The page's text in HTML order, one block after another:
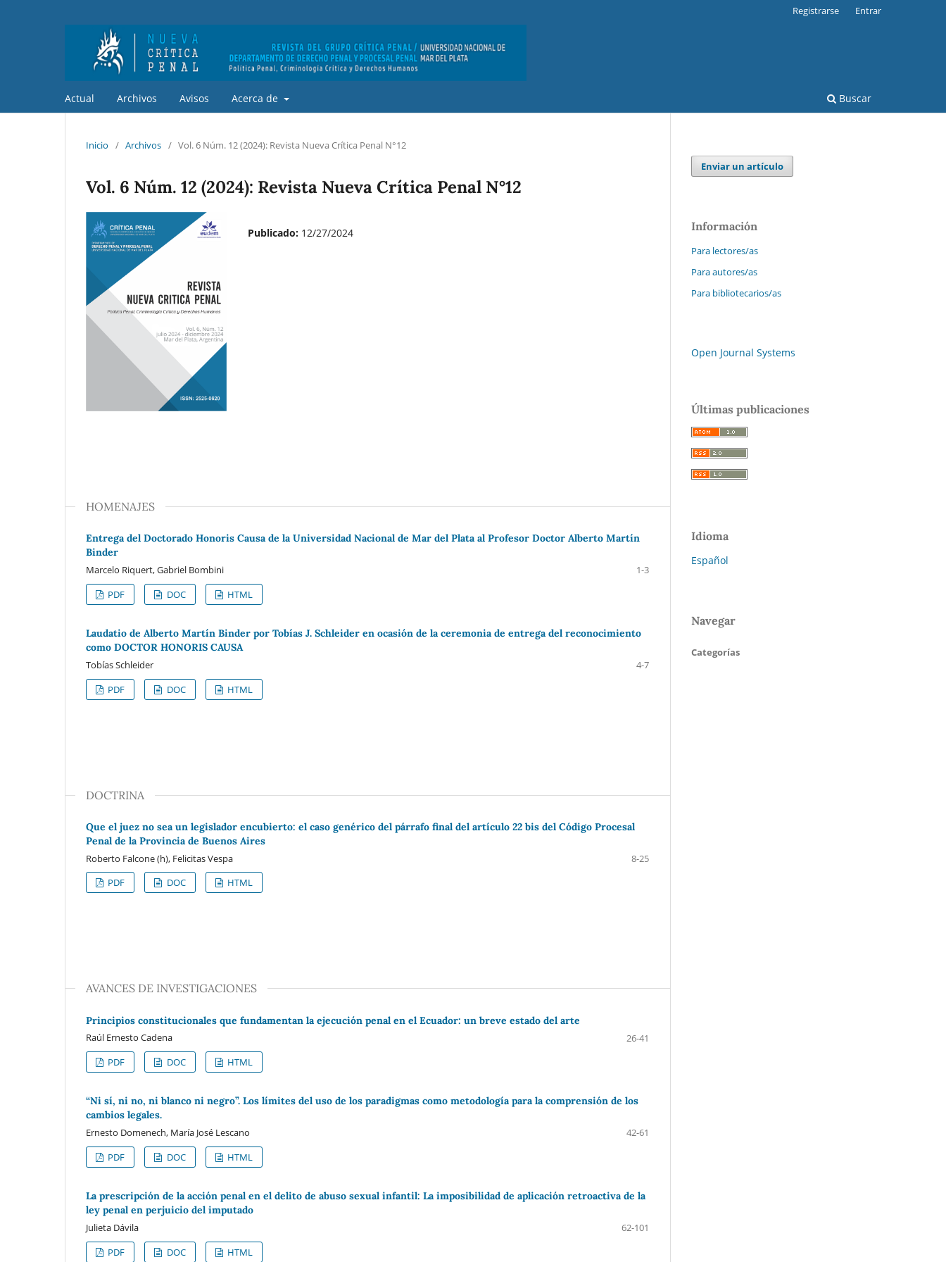
Actual Archivos Avisos Acerca de Buscar
Registrarse Entrar
Inicio / Archivos / Vol. 6 Núm. 12 (2024): Revista Nueva Crí­tica Penal N°12
Vol. 6 Núm. 12 (2024): Revista Nueva Crí­tica Penal N°12
Publicado: 12/27/2024
HOMENAJES
Entrega del Doctorado Honoris Causa de la Universidad Nacional de Mar del Plata al Profesor Doctor Alberto Martín
Binder
Marcelo Riquert, Gabriel Bombini
1-3
PDF
DOC HTML
Laudatio de Alberto Martín Binder por Tobías J. Schleider en ocasión de la ceremonia de entrega del reconocimiento
como DOCTOR HONORIS CAUSA
Tobías Schleider
4-7
PDF
DOC HTML
DOCTRINA
Que el juez no sea un legislador encubierto: el caso genérico del párrafo final del artículo 22 bis del Código Procesal
Penal de la Provincia de Buenos Aires
Roberto Falcone (h), Felicitas Vespa
8-25
PDF
DOC HTML
AVANCES DE INVESTIGACIONES
Principios constitucionales que fundamentan la ejecución penal en el Ecuador: un breve estado del arte
Raúl Ernesto Cadena
26-41
PDF
DOC HTML
“Ni sí, ni no, ni blanco ni negro”. Los límites del uso de los paradigmas como metodología para la comprensión de los
cambios legales.
Ernesto Domenech, María José Lescano
42-61
PDF
DOC HTML
La prescripción de la acción penal en el delito de abuso sexual infantil: La imposibilidad de aplicación retroactiva de la
ley penal en perjuicio del imputado
Julieta Dávila
62-101
PDF
DOC HTML
Enviar un artículo
Información
Para lectores/as
Para autores/as
Para bibliotecarios/as
Open Journal Systems
Últimas publicaciones
Idioma
Español
Navegar
Categorías